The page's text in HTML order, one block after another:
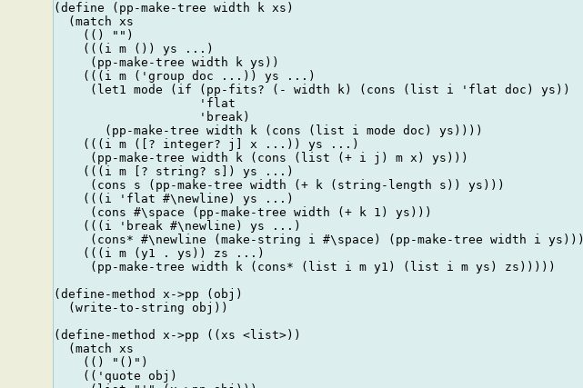
(define (pp-make-tree width k xs)
  (match xs
    (() "")
    (((i m ()) ys ...)
     (pp-make-tree width k ys))
    (((i m ('group doc ...)) ys ...)
     (let1 mode (if (pp-fits? (- width k) (cons (list i 'flat doc) ys))
                    'flat
                    'break)
       (pp-make-tree width k (cons (list i mode doc) ys))))
    (((i m ([? integer? j] x ...)) ys ...)
     (pp-make-tree width k (cons (list (+ i j) m x) ys)))
    (((i m [? string? s]) ys ...)
     (cons s (pp-make-tree width (+ k (string-length s)) ys)))
    (((i 'flat #\newline) ys ...)
     (cons #\space (pp-make-tree width (+ k 1) ys)))
    (((i 'break #\newline) ys ...)
     (cons* #\newline (make-string i #\space) (pp-make-tree width i ys)))
    (((i m (y1 . ys)) zs ...)
     (pp-make-tree width k (cons* (list i m y1) (list i m ys) zs)))))
(define-method x->pp (obj)
  (write-to-string obj))
(define-method x->pp ((xs <list>))
  (match xs
    (() "()")
    (('quote obj)